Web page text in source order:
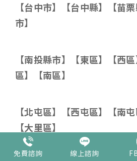
【台中市】【台中縣】【苗
市】
【南投縣市】【東區】【西
區】【南區】
【北屯區】【西屯區】【南
【大里區】
免費諮詢 線上諮詢